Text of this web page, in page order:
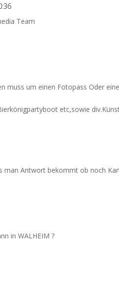
Team
muss um einen Fotopass Oder
etc,sowie
man Antwort bekommt ob noch
in WALHEIM ?